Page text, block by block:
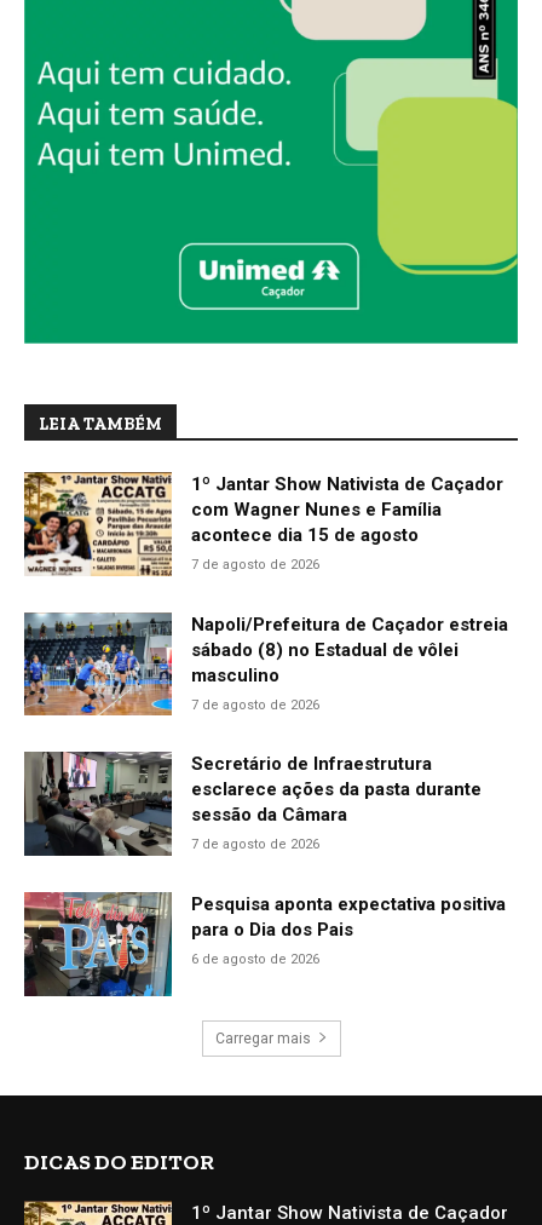
LEIA TAMBÉM
1º Jantar Show Nativista de Caçador
com Wagner Nunes e Família
acontece dia 15 de agosto
7 de agosto de 2026
Napoli/Prefeitura de Caçador estreia
sábado (8) no Estadual de vôlei
masculino
7 de agosto de 2026
Secretário de Infraestrutura
esclarece ações da pasta durante
sessão da Câmara
7 de agosto de 2026
Pesquisa aponta expectativa positiva
para o Dia dos Pais
6 de agosto de 2026
Carregar mais
DICAS DO EDITOR
1º Jantar Show Nativista de Caçador